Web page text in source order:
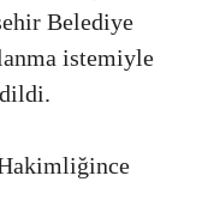
Belediye
istemiyle
Hakimliğince